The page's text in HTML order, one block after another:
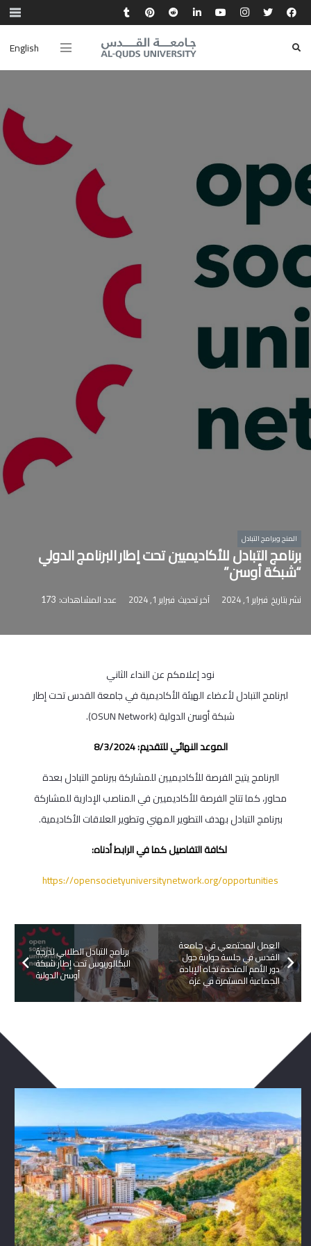
English
المنح وبرامج التبادل
برنامج التبادل للأكاديميين تحت إطار البرنامج الدولي
“شبكة أوسن”
نشر بتاريخ فبراير 1, 2024 آخر تحديث فبراير 1, 2024 عدد المشاهدات: 173
نود إعلامكم عن النداء الثاني
لبرنامج التبادل لأعضاء الهيئة الأكاديمية في جامعة القدس تحت إطار
شبكة أوسن الدولية (OSUN Network).
الموعد النهائي للتقديم: 8/3/2024
البرنامج يتيح الفرصة للأكاديميين للمشاركة ببرنامج التبادل بعدة
محاور، كما تتاح الفرصة للأكاديميين في المناصب الإدارية للمشاركة
ببرنامج التبادل بهدف التطوير المهني وتطوير العلاقات الأكاديمية.
لكافة التفاصيل كما في الرابط أدناه:
https://opensocietyuniversitynetwork.org/opportunities
برنامج التبادل الطلابي لدرجة
البكالوريوس تحت إطار شبكة
أوسن الدولية
العمل المجتمعي في جامعة
القدس في جلسة حوارية حول
دور الأمم المتحدة تجاه الإبادة
الجماعية المستمرة في غزة